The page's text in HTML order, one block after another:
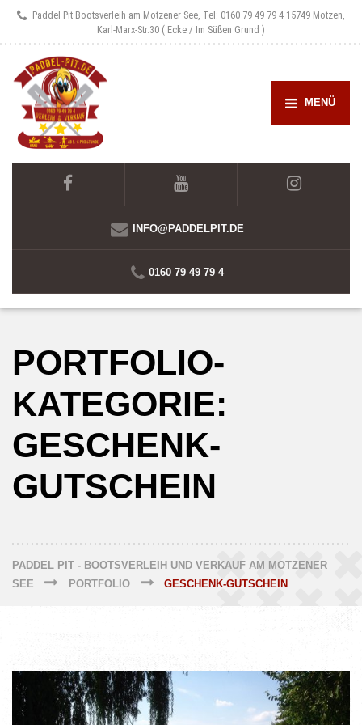
Paddel Pit Bootsverleih am Motzener See, Tel: 0160 79 49 79 4 15749 Motzen,
Karl-Marx-Str.30 ( Ecke / Im Süßen Grund )
MENÜ
INFO@PADDELPIT.DE
0160 79 49 79 4
PORTFOLIO-
KATEGORIE:
GESCHENK-
GUTSCHEIN
PADDEL PIT - BOOTSVERLEIH UND VERKAUF AM MOTZENER
SEE
PORTFOLIO GESCHENK-GUTSCHEIN